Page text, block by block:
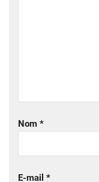
Nom *
E-mail *